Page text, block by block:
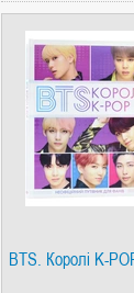
BTS. Королі K-